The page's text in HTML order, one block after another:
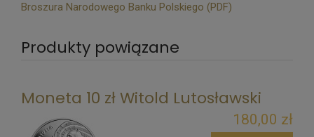
Broszura Narodowego Banku Polskiego (PDF)
Produkty powiązane
Moneta 10 zł Witold Lutosławski
180,00 zł